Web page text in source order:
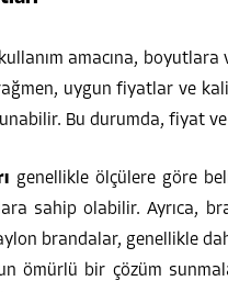
amacına,
uygun fiyatlar ve
Bu durumda, fiyat
genellikle ölçülere göre
sahip olabilir. Ayrıca,
brandalar, genellikle
ömürlü bir çözüm